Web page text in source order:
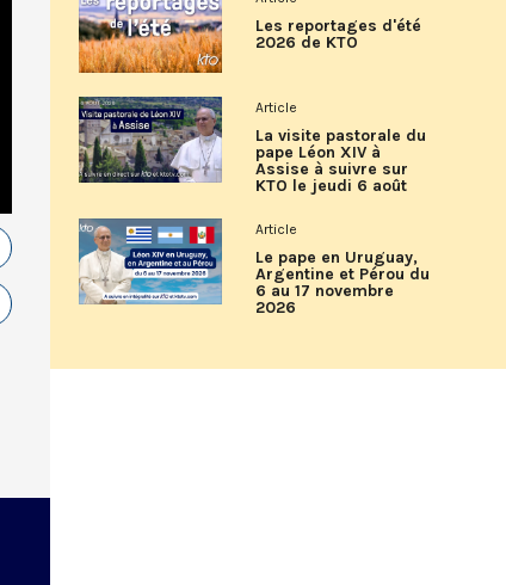
Les reportages d'été
2026 de KTO
Article
La visite pastorale du
pape Léon XIV à
Assise à suivre sur
KTO le jeudi 6 août
Article
Le pape en Uruguay,
Argentine et Pérou du
6 au 17 novembre
2026